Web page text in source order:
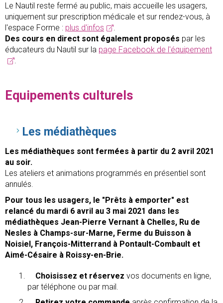
Le Nautil reste fermé au public, mais accueille les usagers,
uniquement sur prescription médicale et sur rendez-vous, à
l'espace Forme : plus d'infos
Des cours en direct sont également proposés par les
éducateurs du Nautil sur la page Facebook de l'équipement
Equipements culturels
Les médiathèques
Les médiathèques sont fermées à partir du 2 avril 2021
au soir.
Les ateliers et animations programmés en présentiel sont
annulés.
Pour tous les usagers, le "Prêts à emporter" est
relancé du mardi 6 avril au 3 mai 2021 dans les
médiathèques Jean-Pierre Vernant à Chelles, Ru de
Nesles à Champs-sur-Marne, Ferme du Buisson à
Noisiel, François-Mitterrand à Pontault-Combault et
Aimé-Césaire à Roissy-en-Brie.
Choisissez et réservez vos documents en ligne,
par téléphone ou par mail.